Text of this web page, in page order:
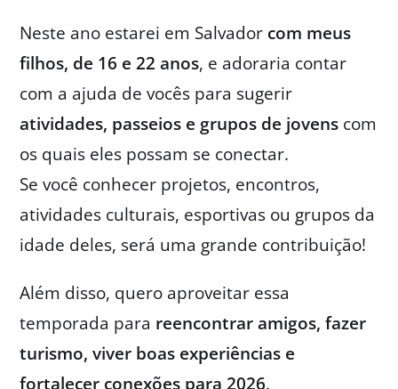
Neste ano estarei em Salvador com meus
filhos, de 16 e 22 anos, e adoraria contar
com a ajuda de vocês para sugerir
atividades, passeios e grupos de jovens com
os quais eles possam se conectar.
Se você conhecer projetos, encontros,
atividades culturais, esportivas ou grupos da
idade deles, será uma grande contribuição!
Além disso, quero aproveitar essa
temporada para reencontrar amigos, fazer
turismo, viver boas experiências e
fortalecer conexões para 2026.